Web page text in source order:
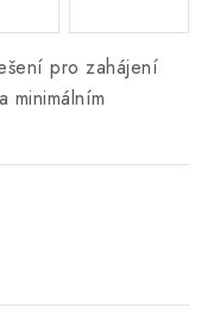
pro zahájení
minimálním